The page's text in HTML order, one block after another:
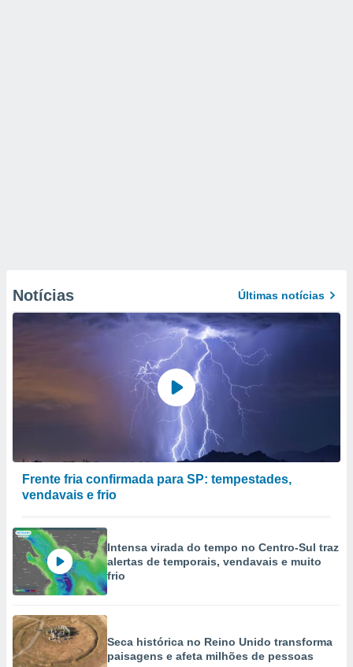
Notícias Últimas notícias
Frente fria confirmada para SP: tempestades,
vendavais e frio
Intensa virada do tempo no Centro-Sul traz
alertas de temporais, vendavais e muito
frio
Seca histórica no Reino Unido transforma
paisagens e afeta milhões de pessoas